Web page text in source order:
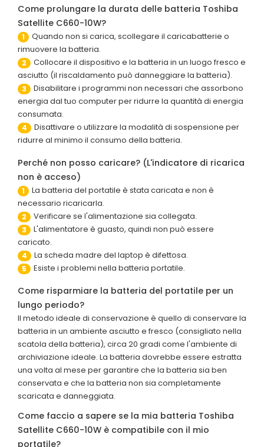
Come prolungare la durata delle batteria Toshiba
Satellite C660-10W?
1
Quando non si carica, scollegare il caricabatterie o
rimuovere la batteria.
2
Collocare il dispositivo e la batteria in un luogo fresco e
asciutto (il riscaldamento può danneggiare la batteria).
3
Disabilitare i programmi non necessari che assorbono
energia dal tuo computer per ridurre la quantità di energia
consumata.
4
Disattivare o utilizzare la modalità di sospensione per
ridurre al minimo il consumo della batteria.
Perché non posso caricare? (L'indicatore di ricarica
non è acceso)
1
La batteria del portatile è stata caricata e non è
necessario ricaricarla.
2 Verificare se l'alimentazione sia collegata.
3
L'alimentatore è guasto, quindi non può essere
caricato.
4 La scheda madre del laptop è difettosa.
5 Esiste i problemi nella batteria portatile.
Come risparmiare la batteria del portatile per un
lungo periodo?
Il metodo ideale di conservazione è quello di conservare la
batteria in un ambiente asciutto e fresco (consigliato nella
scatola della batteria), circa 20 gradi come l'ambiente di
archiviazione ideale. La batteria dovrebbe essere estratta
una volta al mese per garantire che la batteria sia ben
conservata e che la batteria non sia completamente
scaricata e danneggiata.
Come faccio a sapere se la mia batteria Toshiba
Satellite C660-10W è compatibile con il mio
portatile?